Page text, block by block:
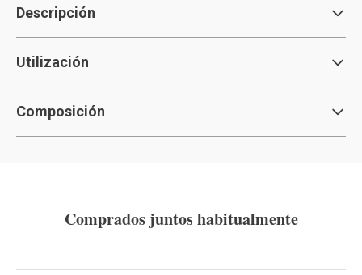
Descripción
Utilización
Composición
Comprados juntos habitualmente